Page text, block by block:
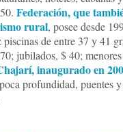
Federación, que
rural, posee desde
de entre 37 y 41
jubilados, $ 40;
inaugurado en
profundidad, puentes